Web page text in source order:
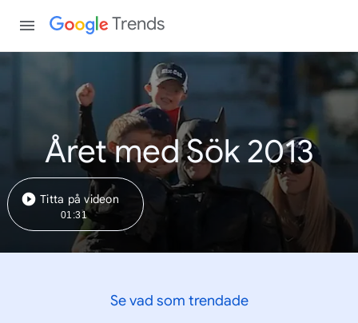
Trends
Året med Sök 2013
Titta på videon
01:31
Se vad som trendade